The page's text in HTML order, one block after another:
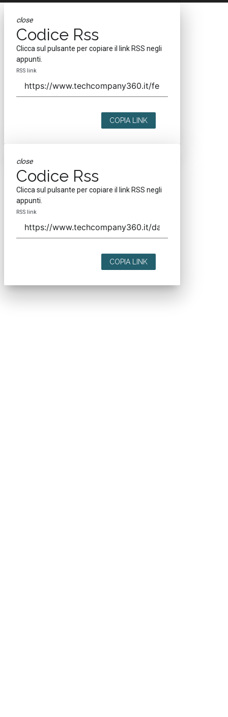
close
Codice Rss
Clicca sul pulsante per copiare il link RSS negli
appunti.
RSS link
COPIA LINK
close
Codice Rss
Clicca sul pulsante per copiare il link RSS negli
appunti.
RSS link
COPIA LINK